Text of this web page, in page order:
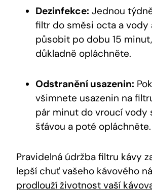
Dezinfekce: Jednou
filtr do směsi octa a vody
působit po dobu 15
důkladně opláchněte.
Odstranění usazenin:
všimnete usazenin na
pár minut do vroucí vody
šťávou a poté opláchněte.
Pravidelná údržba filtru kávy
lepší chuť vašeho kávového
prodlouží životnost vaší